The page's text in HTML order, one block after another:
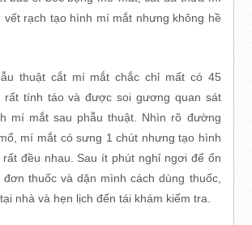
vết rạch tạo hình mí mắt nhưng không hề
thuật cắt mí mắt chắc chỉ mất có 45
rất tính táo và được soi gương quan sát
mí mắt sau phẫu thuật. Nhìn rõ đường
mí mắt có sưng 1 chút nhưng tạo hình
đều nhau. Sau ít phút nghỉ ngơi để ổn
thuốc và dặn mình cách dùng thuốc,
nhà và hẹn lịch đến tái khám kiểm tra.